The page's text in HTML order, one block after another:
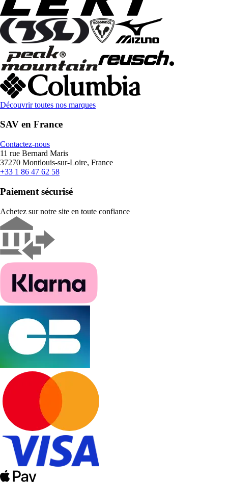
Découvrir toutes nos marques
SAV en France
Contactez-nous
11 rue Bernard Maris
37270 Montlouis-sur-Loire, France
+33 1 86 47 62 58
Paiement sécurisé
Achetez sur notre site en toute confiance